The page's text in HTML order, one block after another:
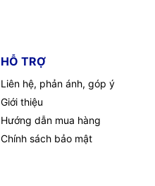
HỖ TRỢ
Liên hệ, phản ánh, góp ý
Giới thiệu
Hướng dẫn mua hàng
Chính sách bảo mật